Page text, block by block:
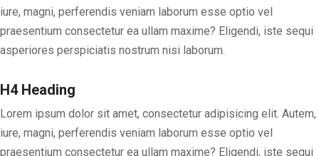
iure, magni, perferendis veniam laborum esse optio vel
praesentium consectetur ea ullam maxime? Eligendi, iste sequi
asperiores perspiciatis nostrum nisi laborum.
H4 Heading
Lorem ipsum dolor sit amet, consectetur adipisicing elit. Autem,
iure, magni, perferendis veniam laborum esse optio vel
praesentium consectetur ea ullam maxime? Eligendi, iste sequi